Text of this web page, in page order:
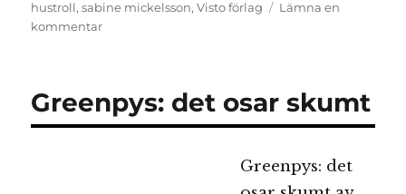
hustroll,sabine mickelsson,Visto förlag
Lämna en
kommentartill
vilda
dammråttorna
Greenpys: det osar skumt
Greenpys: det